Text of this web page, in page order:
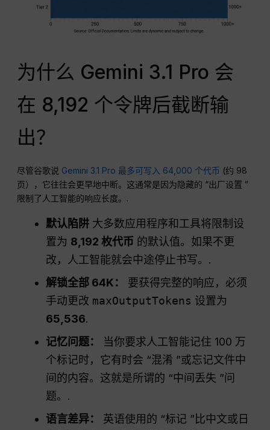
为什么 Gemini 3.1 Pro 会
在 8,192 个令牌后截断输
出？
尽管谷歌说 Gemini 3.1 Pro 最多可写入 64,000 个代币 (约 98
页），它往往会更早地中断。这通常是因为隐藏的 “出厂设置 ”
限制了人工智能的响应长度。.
默认陷阱 大多数应用程序和工具将限制设
置为 8,192 枚代币 的默认值。如果不更
改，人工智能就会中途停止书写。.
解锁全部 64K：
要获得完整的响应，必须
手动更改 maxOutputTokens 设置为
65,536.
记忆问题：
当你要求人工智能记住 100 万
个标记时，它有时会 “混淆 ”或忘记文件中
间的内容。这就是所谓的 “中间丢失 ”问
题。.
语言差异：
英语使用的 “标记 ”比中文或日